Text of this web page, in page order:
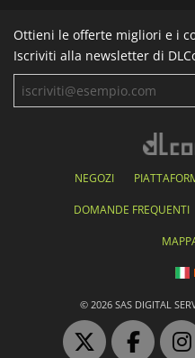
Ottieni le offerte migliori e i
Iscriviti alla newsletter di
NEGOZI
DOMANDE FREQUENTI
© 2026 SAS DIGITAL